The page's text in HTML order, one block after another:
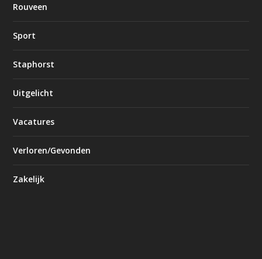
Rouveen
Sport
Staphorst
Uitgelicht
Vacatures
Verloren/Gevonden
Zakelijk